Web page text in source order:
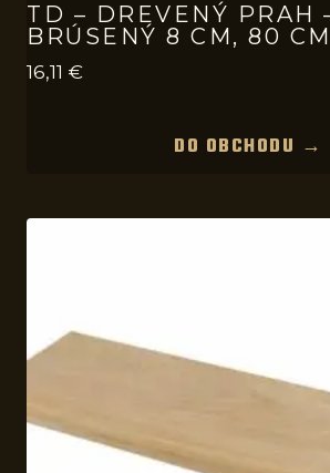
TD – DREVENÝ PRAH
BRÚSENÝ 8 CM, 80 CM
16,11 €
DO OBCHODU →